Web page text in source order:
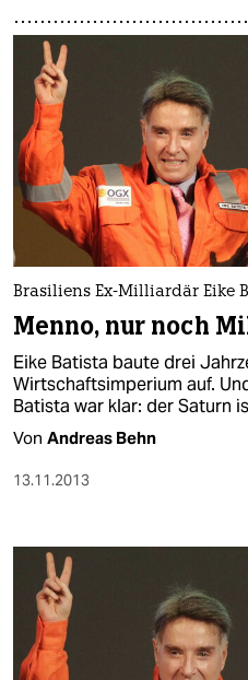
Brasiliens Ex-Milliardär Eike
Menno, nur noch
Eike Batista baute drei
Wirtschaftsimperium auf.
Batista war klar: der Saturn
Von Andreas Behn
13.11.2013